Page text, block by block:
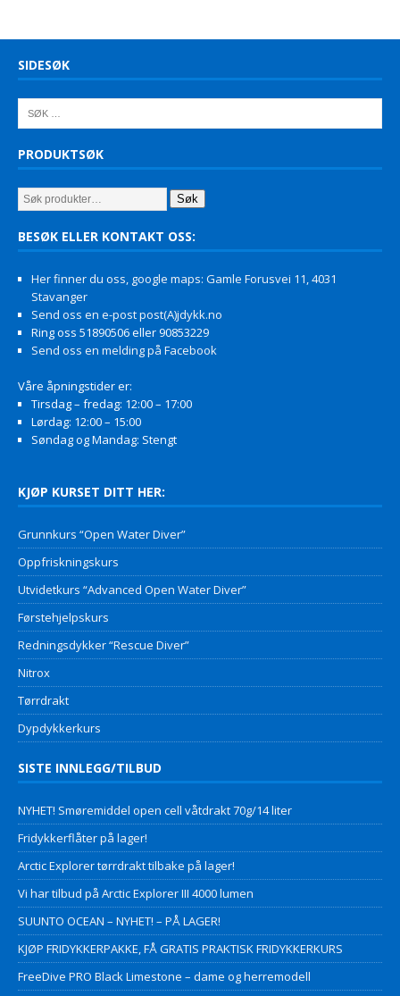
SIDESØK
PRODUKTSØK
Søk
BESØK ELLER KONTAKT OSS:
Her finner du oss, google maps: Gamle Forusvei 11, 4031
Stavanger
Send oss en e-post post(A)jdykk.no
Ring oss 51890506 eller 90853229
Send oss en melding på Facebook
Våre åpningstider er:
Tirsdag – fredag: 12:00 – 17:00
Lørdag: 12:00 – 15:00
Søndag og Mandag: Stengt
KJØP KURSET DITT HER:
Grunnkurs “Open Water Diver”
Oppfriskningskurs
Utvidetkurs “Advanced Open Water Diver”
Førstehjelpskurs
Redningsdykker “Rescue Diver”
Nitrox
Tørrdrakt
Dypdykkerkurs
SISTE INNLEGG/TILBUD
NYHET! Smøremiddel open cell våtdrakt 70g/14 liter
Fridykkerflåter på lager!
Arctic Explorer tørrdrakt tilbake på lager!
Vi har tilbud på Arctic Explorer III 4000 lumen
SUUNTO OCEAN – NYHET! – PÅ LAGER!
KJØP FRIDYKKERPAKKE, FÅ GRATIS PRAKTISK FRIDYKKERKURS
FreeDive PRO Black Limestone – dame og herremodell